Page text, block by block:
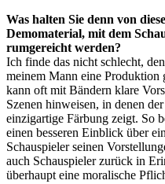
Was halten Sie denn von
Demomaterial, mit dem
rumgereicht werden?
Ich finde das nicht schlecht,
meinem Mann eine Produktion
kann oft mit Bändern klare
Szenen hinweisen, in denen
einzigartige Färbung zeigt. So
einen besseren Einblick über
Schauspieler seinen
auch Schauspieler zurück in
überhaupt eine moralische